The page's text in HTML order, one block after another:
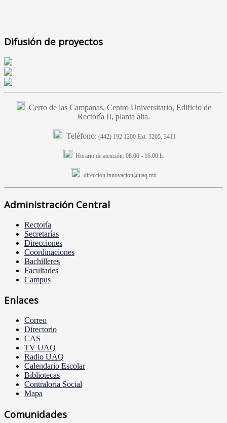
Difusión de proyectos
Cerro de las Campanas, Centro Universitario, Edificio de
Rectoría II, planta alta.
Teléfono: (442) 192 1200 Ext. 3205, 3411
Horario de atención:08:00 - 16:00 h.
direccion.innovacion@uaq.mx
Administración Central
Rectoría
Secretarías
Direcciones
Coordinaciones
Bachilleres
Facultades
Campus
Enlaces
Correo
Directorio
CAS
TV UAQ
Radio UAQ
Calendario Escolar
Bibliotecas
Contraloria Social
Mapa
Comunidades